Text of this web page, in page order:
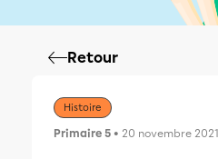
Retour
Histoire
Primaire 5 • 20 novembre 2021